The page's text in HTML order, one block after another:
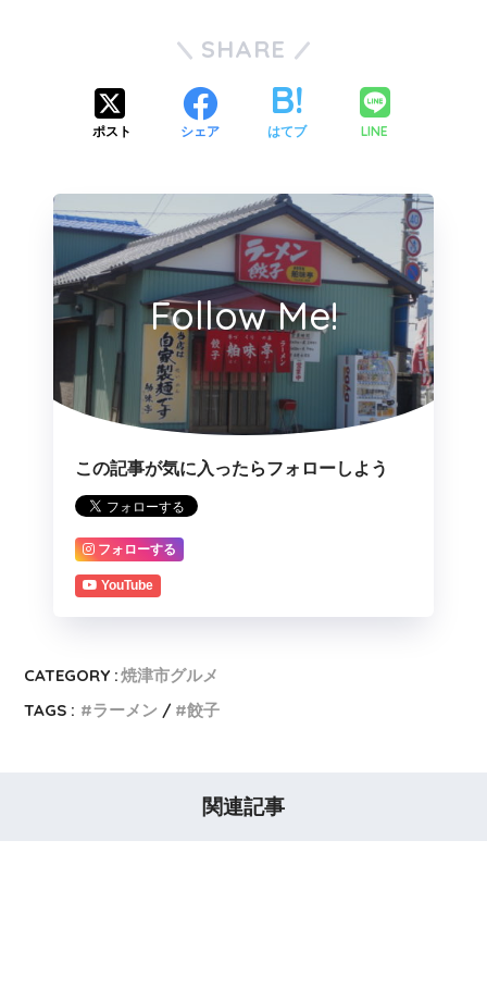
SHARE
ポスト シェア はてブ LINE
Follow Me!
この記事が気に入ったらフォローしよう
フォローする
YouTube
CATEGORY :焼津市グルメ
TAGS :
ラーメン 餃子
関連記事